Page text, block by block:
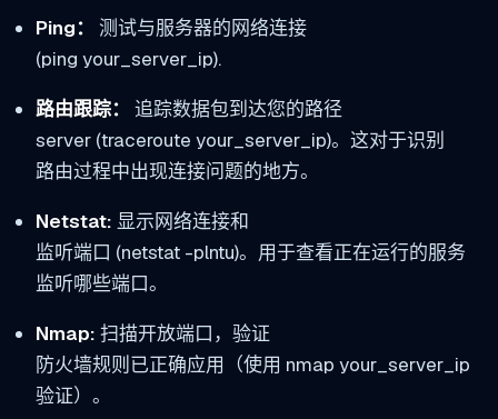
Ping：
测试与服务器的网络连接
(ping your_server_ip).
路由跟踪：
追踪数据包到达您的路径
server (traceroute your_server_ip)。这对于识别
路由过程中出现连接问题的地方。
Netstat: 显示网络连接和
监听端口 (netstat -plntu)。用于查看正在运行的服务
监听哪些端口。
Nmap: 扫描开放端口，验证
防火墙规则已正确应用（使用 nmap your_server_ip
验证）。